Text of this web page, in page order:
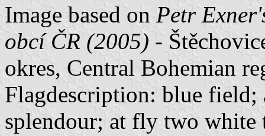
Image based on Petr
obcí ČR (2005) -
okres, Central Bohemian
Flagdescription: blue
splendour; at fly two